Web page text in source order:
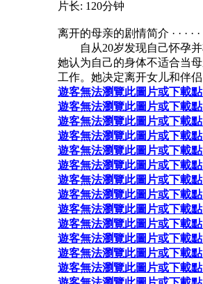
片长: 120分钟
离开的母亲的剧情简介 · · · · ·
自从20岁发现自己怀孕并
她认为自己的身体不适合当
工作。她决定离开女儿和伴
遊客無法瀏覽此圖片或下載
遊客無法瀏覽此圖片或下載
遊客無法瀏覽此圖片或下載
遊客無法瀏覽此圖片或下載
遊客無法瀏覽此圖片或下載
遊客無法瀏覽此圖片或下載
遊客無法瀏覽此圖片或下載
遊客無法瀏覽此圖片或下載
遊客無法瀏覽此圖片或下載
遊客無法瀏覽此圖片或下載
遊客無法瀏覽此圖片或下載
遊客無法瀏覽此圖片或下載
遊客無法瀏覽此圖片或下載